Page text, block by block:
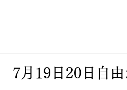
月19日20日自由